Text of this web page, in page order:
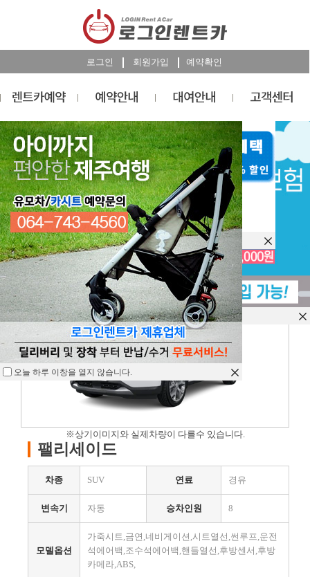
로그인 회원가입 예약확인
렌트카예약
RESERVATION
렌트카 예약하기
※상기이미지와 실제차량이 다를수 있습니다.
팰리세이드
차종 SUV 연료 경유
변속기 자동 승차인원 8
모델옵션
가죽시트,금연,네비게이션,시트열선,썬루프,운전
석에어백,조수석에어백,핸들열선,후방센서,후방
카메라,ABS,
오늘 하루 이창을 열지 않습니다.
오늘 하루 이창을 열지 않습니다.
오늘 하루 이창을 열지 않습니다.
오늘 하루 이창을 열지 않습니다.